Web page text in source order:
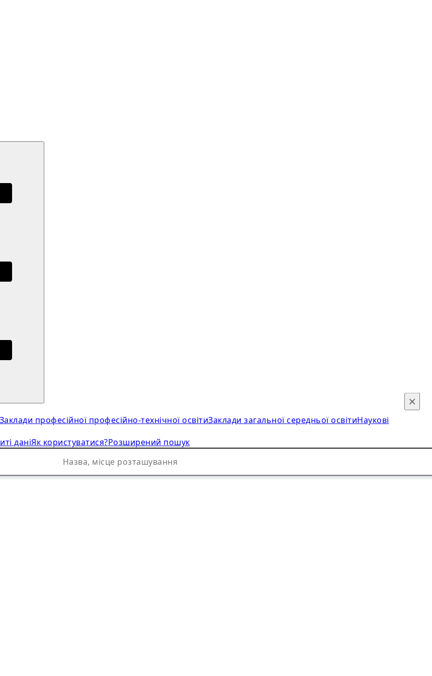
Заклади професійної професійно-технічної освітиЗаклади загальної середньої освітиНаукові
даніЯк користуватися?Розширений пошук
×